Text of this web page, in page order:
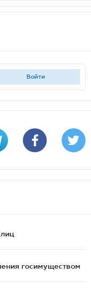
войти
госимуществом